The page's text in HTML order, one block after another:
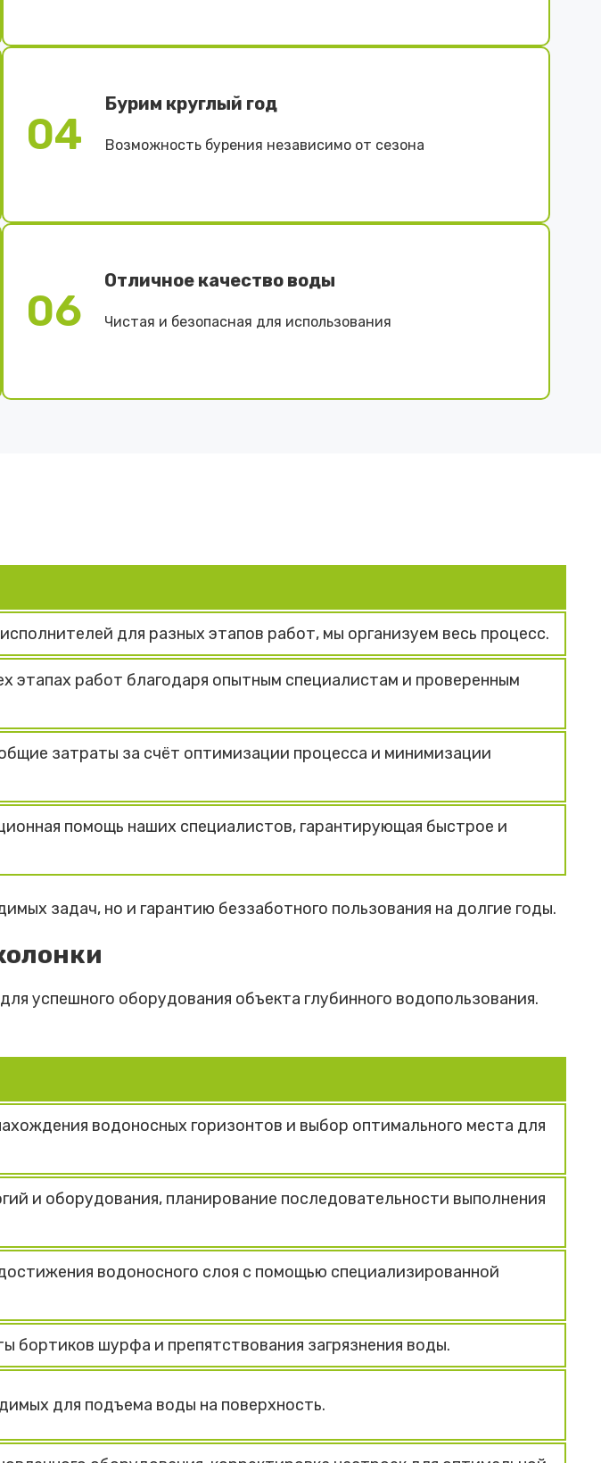
04
Бурим круглый год
Возможность бурения независимо от сезона
06
Отличное качество воды
Чистая и безопасная для использования
для разных этапов работ, мы организуем весь процесс.
этапах работ благодаря опытным специалистам и проверенным
затраты за счёт оптимизации процесса и минимизации
помощь наших специалистов, гарантирующая быстрое и
задач, но и гарантию беззаботного пользования на долгие годы.
успешного оборудования объекта глубинного водопользования.
водоносных горизонтов и выбор оптимального места для
и оборудования, планирование последовательности выполнения
водоносного слоя с помощью специализированной
бортиков шурфа и препятствования загрязнения воды.
для подъема воды на поверхность.